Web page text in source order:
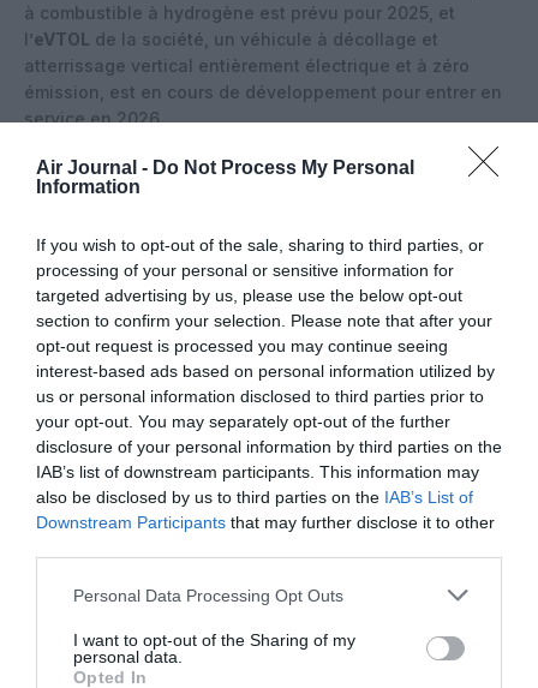
Air Journal - Do Not Process My Personal
Information
If you wish to opt-out of the sale, sharing to third parties, or
processing of your personal or sensitive information for
targeted advertising by us, please use the below opt-out
section to confirm your selection. Please note that after your
opt-out request is processed you may continue seeing
interest-based ads based on personal information utilized by
us or personal information disclosed to third parties prior to
your opt-out. You may separately opt-out of the further
disclosure of your personal information by third parties on the
IAB’s list of downstream participants. This information may
also be disclosed by us to third parties on the IAB’s List of
Downstream Participants that may further disclose it to other
Personal Data Processing Opt Outs
I want to opt-out of the Sharing of my
personal data.
Opted In
à combustible à hydrogène est prévu pour 2025, et
l’eVTOL de la société, un véhicule à décollage et
atterrissage vertical entièrement électrique et à zéro
émission, est en cours de développement pour entrer en
service en 2026.